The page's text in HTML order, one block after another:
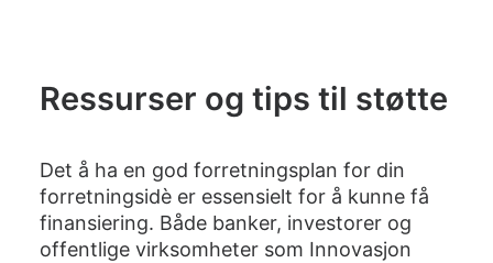
Ressurser og tips til støtte
Det å ha en god forretningsplan for din
forretningsidè er essensielt for å kunne få
finansiering. Både banker, investorer og
offentlige virksomheter som Innovasjon